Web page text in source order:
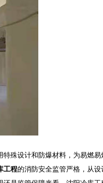
殊设计和防爆材料，为易燃
工程的消防安全监管严格，从